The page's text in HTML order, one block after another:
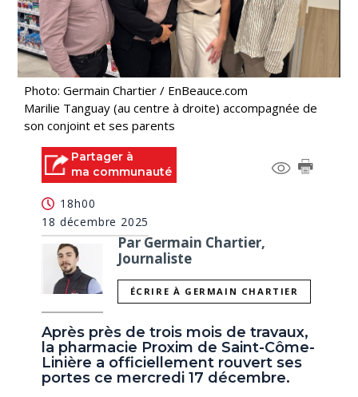
Photo: Germain Chartier / EnBeauce.com
Marilie Tanguay (au centre à droite) accompagnée de
son conjoint et ses parents
Partager à
ma communauté
18h00
18 décembre 2025
Par Germain Chartier,
Journaliste
ÉCRIRE À GERMAIN CHARTIER
Après près de trois mois de travaux,
la pharmacie Proxim de Saint-Côme-
Linière a officiellement rouvert ses
portes ce mercredi 17 décembre.